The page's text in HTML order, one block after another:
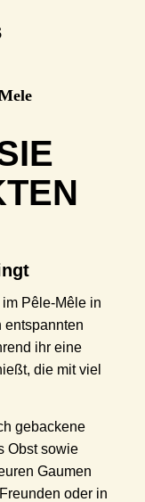
D
S
Pêle-Mêle in
entspannten
ihr eine
die mit viel
gebackene
Obst sowie
Gaumen
oder in